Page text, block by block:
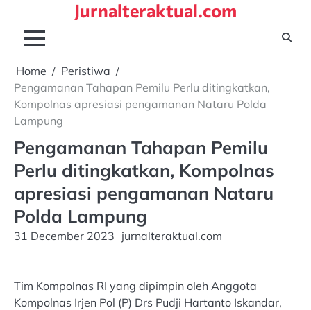
content
Jurnalteraktual.com
Home
Peristiwa
Pengamanan Tahapan Pemilu Perlu ditingkatkan,
Kompolnas apresiasi pengamanan Nataru Polda
Lampung
Pengamanan Tahapan Pemilu
Perlu ditingkatkan, Kompolnas
apresiasi pengamanan Nataru
Polda Lampung
31 December 2023 jurnalteraktual.com
Tim Kompolnas RI yang dipimpin oleh Anggota
Kompolnas Irjen Pol (P) Drs Pudji Hartanto Iskandar,